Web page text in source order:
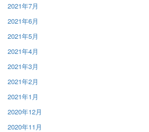
2021年7月
2021年6月
2021年5月
2021年4月
2021年3月
2021年2月
2021年1月
2020年12月
2020年11月